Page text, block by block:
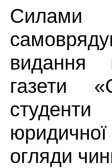
видання
газети
юридичної
огляди